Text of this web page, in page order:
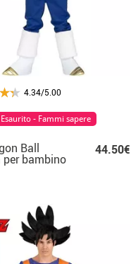
4.34/5.00
Ball
per bambino
44.50€
Esaurito - Fammi sapere